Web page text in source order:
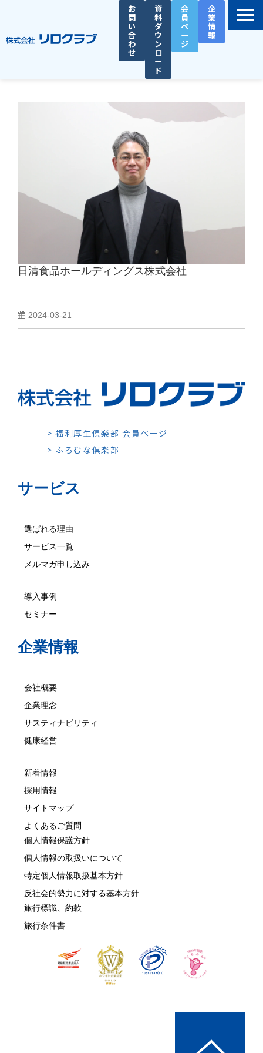
お
問
い
合
わ
せ
資
料
ダ
ウ
ン
ロ
ー
ド
会
員
ペ
ー
ジ
企
業
情
報
サービス一覧
お役立ち資料
導入事例
セミナー
総務人事タイムズ
日清食品ホールディングス株式会社
2024-03-21
> 福利厚生倶楽部 会員ページ
> ふろむな倶楽部
サービス
選ばれる理由
サービス一覧
メルマガ申し込み
導入事例
セミナー
企業情報
会社概要
企業理念
サスティナビリティ
健康経営
新着情報
採用情報
サイトマップ
よくあるご質問
個人情報保護方針
個人情報の取扱いについて
特定個人情報取扱基本方針
反社会的勢力に対する基本方針
旅行標識、約款
旅行条件書